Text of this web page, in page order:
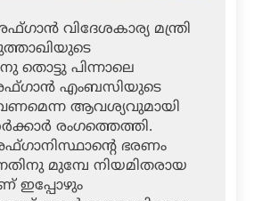
വിദേശകാര്യ മന്ത്രി
തൊട്ടു പിന്നാലെ
എംബസിയുടെ
ആവശ്യവുമായി
രംഗത്തെത്തി.
ഭരണം
മുമ്പേ നിയമിതരായ
ഇപ്പോഴും